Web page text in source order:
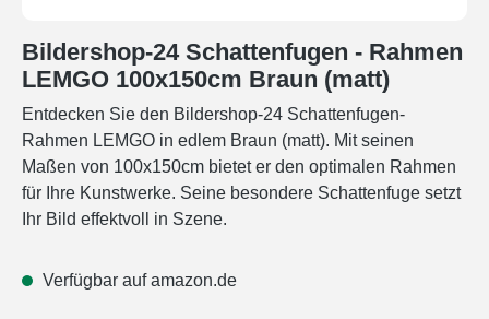
Bildershop-24 Schattenfugen - Rahmen
LEMGO 100x150cm Braun (matt)
Entdecken Sie den Bildershop-24 Schattenfugen-
Rahmen LEMGO in edlem Braun (matt). Mit seinen
Maßen von 100x150cm bietet er den optimalen Rahmen
für Ihre Kunstwerke. Seine besondere Schattenfuge setzt
Ihr Bild effektvoll in Szene.
Verfügbar auf amazon.de